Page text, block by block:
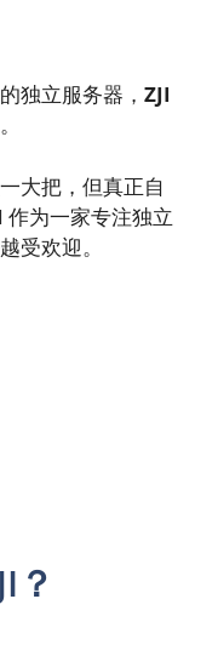
独立服务器， ZJI
大把，但真正自
作为一家专注独立
受欢迎。
？